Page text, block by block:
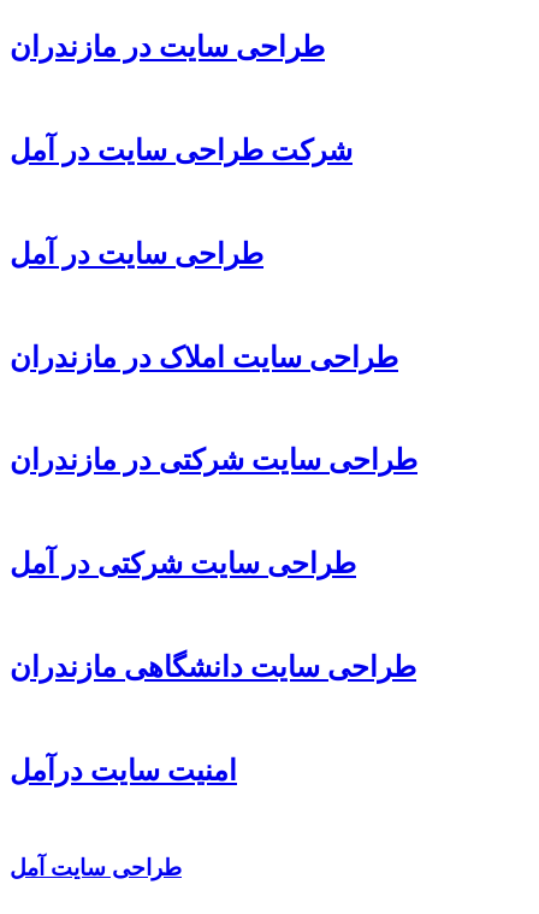
طراحی سایت در مازندران
شرکت طراحی سایت در آمل
طراحی سایت در آمل
طراحی سایت املاک در مازندران
طراحی سایت شرکتی در مازندران
طراحی سایت شرکتی در آمل
طراحی سایت دانشگاهی مازندران
امنیت سایت درآمل
طراحی سایت آمل